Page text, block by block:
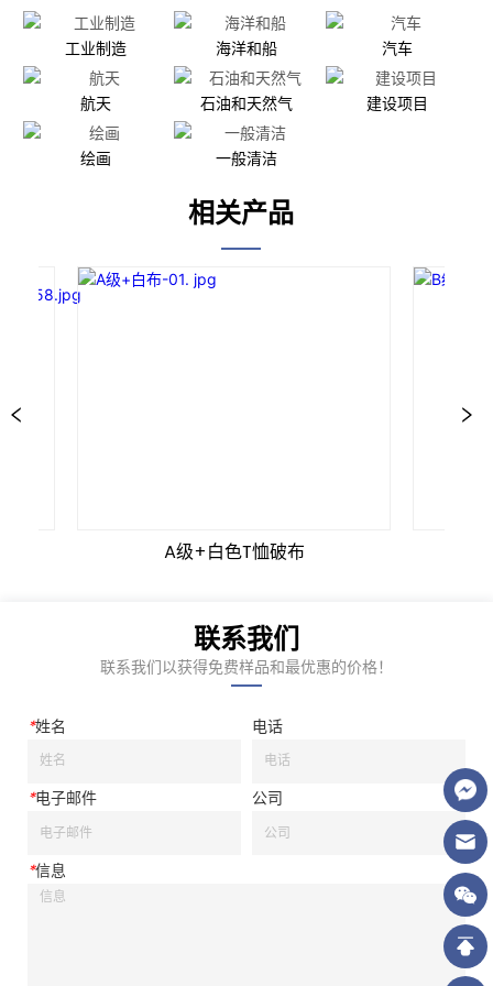
工业制造 海洋和船 汽车
航天 石油和天然气 建设项目
绘画 一般清洁
相关产品
A级+白色T恤破布
联系我们
联系我们以获得免费样品和最优惠的价格！
*姓名 电话
*电子邮件 公司
*信息